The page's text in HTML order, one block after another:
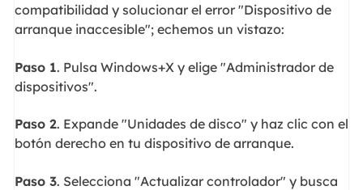
compatibilidad y solucionar el error "Dispositivo de
arranque inaccesible"; echemos un vistazo:
Paso 1. Pulsa Windows+X y elige "Administrador de
dispositivos".
Paso 2. Expande "Unidades de disco" y haz clic con el
botón derecho en tu dispositivo de arranque.
Paso 3. Selecciona "Actualizar controlador" y busca